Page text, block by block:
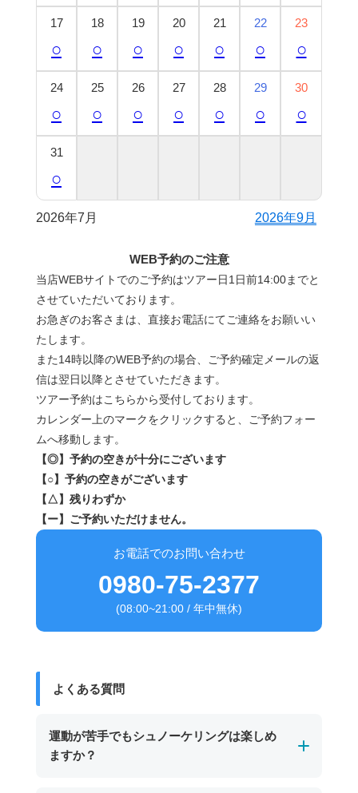
WEB予約のご注意
当店WEBサイトでのご予約はツアー日1日前14:00までと
させていただいております。
お急ぎのお客さまは、直接お電話にてご連絡をお願いい
たします。
また14時以降のWEB予約の場合、ご予約確定メールの返
信は翌日以降とさせていただきます。
ツアー予約はこちらから受付しております。
カレンダー上のマークをクリックすると、ご予約フォー
ムへ移動します。
【◎】予約の空きが十分にございます
【○】予約の空きがございます
【△】残りわずか
【ー】ご予約いただけません。
お電話でのお問い合わせ
0980-75-2377
(08:00~21:00 / 年中無休)
17
○
18
○
19
○
20
○
21
○
22
○
23
○
24
○
25
○
26
○
27
○
28
○
29
○
30
○
31
○
2026年7月 2026年9月
よくある質問
運動が苦手でもシュノーケリングは楽しめ
ますか？